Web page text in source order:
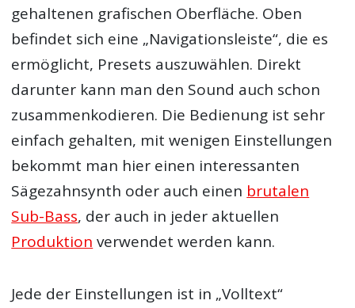
gehaltenen grafischen Oberfläche. Oben
befindet sich eine „Navigationsleiste“, die es
ermöglicht, Presets auszuwählen. Direkt
darunter kann man den Sound auch schon
zusammenkodieren. Die Bedienung ist sehr
einfach gehalten, mit wenigen Einstellungen
bekommt man hier einen interessanten
Sägezahnsynth oder auch einen brutalen
Sub-Bass, der auch in jeder aktuellen
Produktion verwendet werden kann.
Jede der Einstellungen ist in „Volltext“